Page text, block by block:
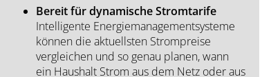
Bereit für dynamische Stromtarife
Intelligente Energiemanagementsysteme
können die aktuellsten Strompreise
vergleichen und so genau planen, wann
ein Haushalt Strom aus dem Netz oder aus